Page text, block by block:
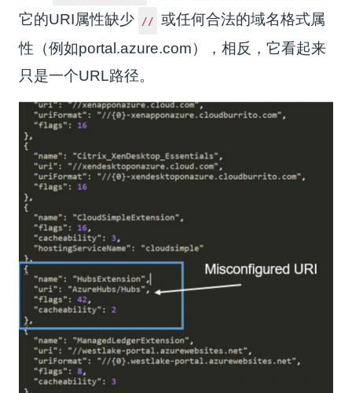
它的URI属性缺少
//
或任何合法的域名格式属
性（例如portal.azure.com），相反，它看起来
只是一个URL路径。